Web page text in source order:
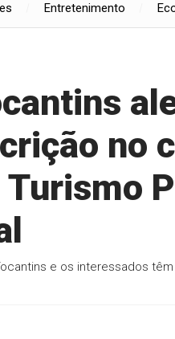
Entretenimento
no
Turismo
e os interessados